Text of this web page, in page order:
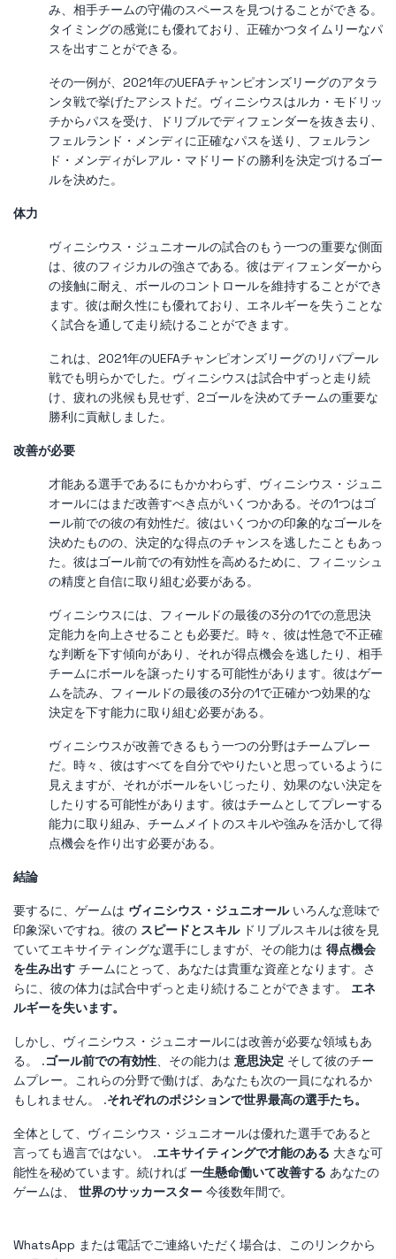
み、相手チームの守備のスペースを見つけることができる。
タイミングの感覚にも優れており、正確かつタイムリーなパ
スを出すことができる。
その一例が、2021年のUEFAチャンピオンズリーグのアタラ
ンタ戦で挙げたアシストだ。ヴィニシウスはルカ・モドリッ
チからパスを受け、ドリブルでディフェンダーを抜き去り、
フェルランド・メンディに正確なパスを送り、フェルラン
ド・メンディがレアル・マドリードの勝利を決定づけるゴー
ルを決めた。
体力
ヴィニシウス・ジュニオールの試合のもう一つの重要な側面
は、彼のフィジカルの強さである。彼はディフェンダーから
の接触に耐え、ボールのコントロールを維持することができ
ます。彼は耐久性にも優れており、エネルギーを失うことな
く試合を通して走り続けることができます。
これは、2021年のUEFAチャンピオンズリーグのリバプール
戦でも明らかでした。ヴィニシウスは試合中ずっと走り続
け、疲れの兆候も見せず、2ゴールを決めてチームの重要な
勝利に貢献しました。
改善が必要
才能ある選手であるにもかかわらず、ヴィニシウス・ジュニ
オールにはまだ改善すべき点がいくつかある。その1つはゴ
ール前での彼の有効性だ。彼はいくつかの印象的なゴールを
決めたものの、決定的な得点のチャンスを逃したこともあっ
た。彼はゴール前での有効性を高めるために、フィニッシュ
の精度と自信に取り組む必要がある。
ヴィニシウスには、フィールドの最後の3分の1での意思決
定能力を向上させることも必要だ。時々、彼は性急で不正確
な判断を下す傾向があり、それが得点機会を逃したり、相手
チームにボールを譲ったりする可能性があります。彼はゲー
ムを読み、フィールドの最後の3分の1で正確かつ効果的な
決定を下す能力に取り組む必要がある。
ヴィニシウスが改善できるもう一つの分野はチームプレー
だ。時々、彼はすべてを自分でやりたいと思っているように
見えますが、それがボールをいじったり、効果のない決定を
したりする可能性があります。彼はチームとしてプレーする
能力に取り組み、チームメイトのスキルや強みを活かして得
点機会を作り出す必要がある。
結論
要するに、ゲームは ヴィニシウス・ジュニオール いろんな意味で
印象深いですね。彼の スピードとスキル ドリブルスキルは彼を見
ていてエキサイティングな選手にしますが、その能力は 得点機会
を生み出す チームにとって、あなたは貴重な資産となります。さ
らに、彼の体力は試合中ずっと走り続けることができます。
エネ
ルギーを失います。
しかし、ヴィニシウス・ジュニオールには改善が必要な領域もあ
る。 .ゴール前での有効性 、その能力は 意思決定 そして彼のチー
ムプレー。これらの分野で働けば、あなたも次の一員になれるか
もしれません。 .それぞれのポジションで世界最高の選手たち。
全体として、ヴィニシウス・ジュニオールは優れた選手であると
言っても過言ではない。 .エキサイティングで才能のある 大きな可
能性を秘めています。続ければ 一生懸命働いて改善する あなたの
ゲームは、 世界のサッカースター 今後数年間で。
WhatsApp または電話でご連絡いただく場合は、このリンクから